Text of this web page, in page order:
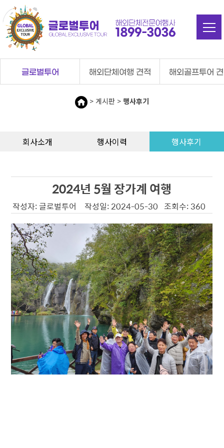
탑메뉴 바로가기
본문 바로가기
글로벌투어 해외단체여행 견적 해외골프투어
> 게시판 > 행사후기
회사소개 행사이력 행사후기
2024년 5월 장가계 여행
작성자: 글로벌투어 작성일: 2024-05-30 조회수: 360